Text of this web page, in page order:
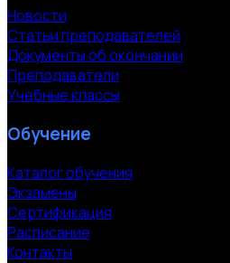
Новости
Статьи преподавателей
Документы об окончании
Преподаватели
Учебные классы
Обучение
Каталог обучения
Экзамены
Сертификация
Расписание
Контакты